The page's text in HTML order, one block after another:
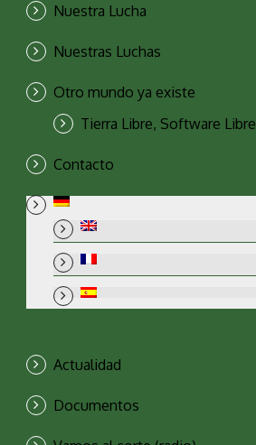
Nuestra Lucha
Nuestras Luchas
Otro mundo ya existe
Tierra Libre, Software Libre
Contacto
Actualidad
Documentos